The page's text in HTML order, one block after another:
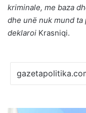
kriminale, me baza
dhe unë nuk mund
deklaroi Krasniqi.